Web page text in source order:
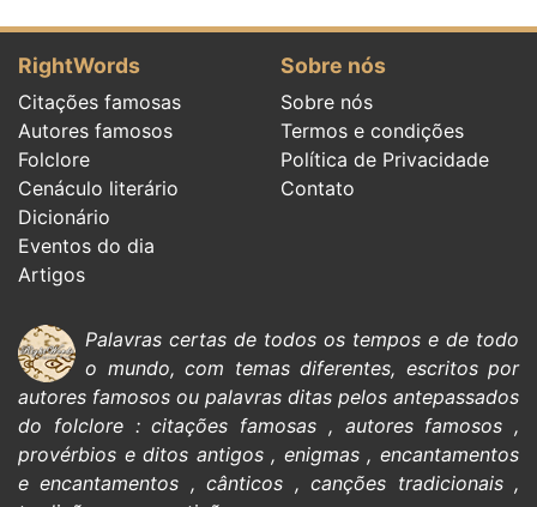
RightWords
Citações famosas
Autores famosos
Folclore
Cenáculo literário
Dicionário
Eventos do dia
Artigos
Sobre nós
Sobre nós
Termos e condições
Política de Privacidade
Contato
Palavras certas de todos os tempos e de todo
o mundo, com temas diferentes, escritos por
autores famosos ou palavras ditas pelos antepassados
do folclore:citações famosas , autores famosos ,
provérbios e ditos antigos, enigmas,encantamentos
e encantamentos ,cânticos ,canções tradicionais,